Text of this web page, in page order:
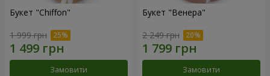
Букет "Chiffon"
1 999 грн
Замовити
Букет "Венера"
2 249 грн
Замовити